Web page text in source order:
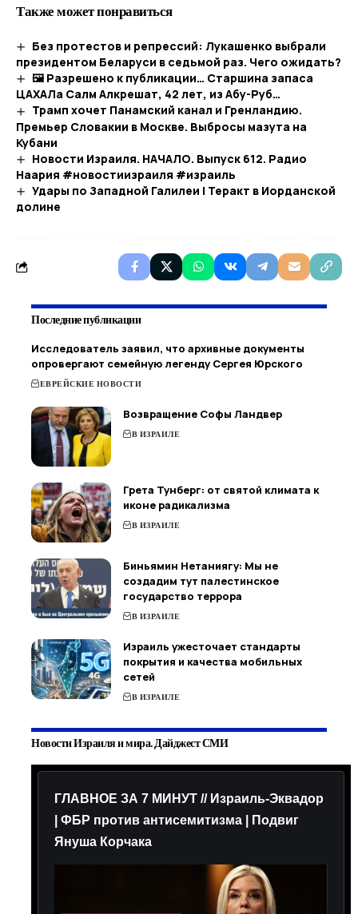
Также может понравиться
Без протестов и репрессий: Лукашенко выбрали
президентом Беларуси в седьмой раз. Чего ожидать?
🖼 Разрешено к публикации… Старшина запаса
ЦАХАЛа Салм Алкрешат, 42 лет, из Абу-Руб…
Трамп хочет Панамский канал и Гренландию.
Премьер Словакии в Москве. Выбросы мазута на
Кубани
Новости Израиля. НАЧАЛО. Выпуск 612. Радио
Наария #новостиизраиля #израиль
Удары по Западной Галилеи | Теракт в Иорданской
долине
Последние публикации
Исследователь заявил, что архивные документы
опровергают семейную легенду Сергея Юрского
ЕВРЕЙСКИЕ НОВОСТИ
Возвращение Софы Ландвер
В ИЗРАИЛЕ
Грета Тунберг: от святой климата к
иконе радикализма
В ИЗРАИЛЕ
Биньямин Нетаниягу: Мы не
создадим тут палестинское
государство террора
В ИЗРАИЛЕ
Израиль ужесточает стандарты
покрытия и качества мобильных
сетей
В ИЗРАИЛЕ
Новости Израиля и мира. Дайджест СМИ